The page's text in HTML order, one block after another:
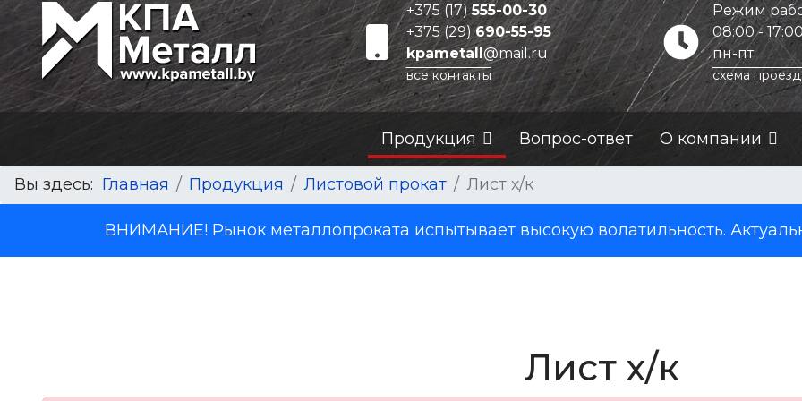
+375 (17)555-00-30
+375 (29)690-55-95
kpametall@mail.ru
все контакты
Режим
08:00 - 17:00
пн-пт
схема
Продукция Вопрос-ответ О компании
Вы здесь: Главная Продукция Листовой прокат Лист х/к
ВНИМАНИЕ! Рынок металлопроката испытывает высокую волатильность.
Лист х/к